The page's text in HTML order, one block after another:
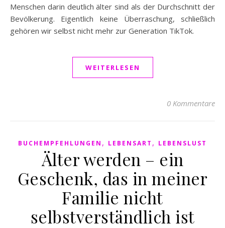
Menschen darin deutlich älter sind als der Durchschnitt der
Bevölkerung. Eigentlich keine Überraschung, schließlich
gehören wir selbst nicht mehr zur Generation TikTok.
WEITERLESEN
0 Kommentare
BUCHEMPFEHLUNGEN , LEBENSART , LEBENSLUST
Älter werden – ein
Geschenk, das in meiner
Familie nicht
selbstverständlich ist